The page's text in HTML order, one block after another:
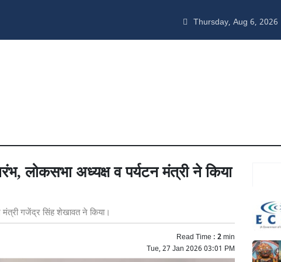
Thursday, Aug 6, 2026
लोकसभा अध्यक्ष व पर्यटन मंत्री ने किया
गजेंद्र सिंह शेखावत ने किया।
Read Time :2min
Tue, 27 Jan 2026 03:01 PM